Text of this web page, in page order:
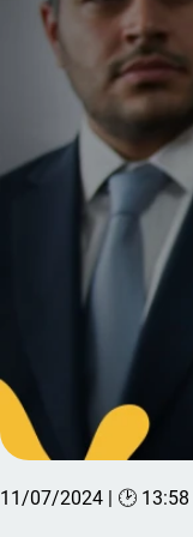
11/07/2024 | 🕑 13:58